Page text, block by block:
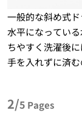
一般的な斜め式
水平になってい
ちやすく洗濯後
手を入れずに済む
2/5 Pages